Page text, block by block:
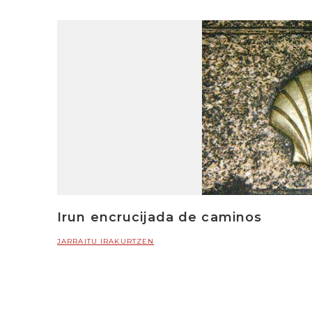
Irun encrucijada de caminos
JARRAITU IRAKURTZEN